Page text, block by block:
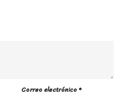
Correo electrónico*